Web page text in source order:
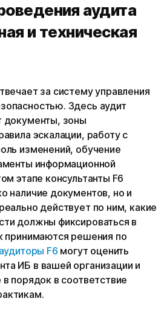
аудита
и техническая
за систему управления
Здесь аудит
документы, зоны
эскалации, работу с
изменений, обучение
информационной
этапе консультанты F6
наличие документов, но и
действует по ним, какие
должны фиксироваться в
принимаются решения по
аудиторы F6 могут оценить
ИБ в вашей организации и
порядок в соответствие